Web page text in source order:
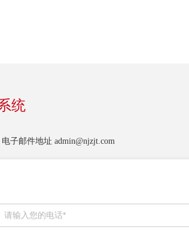
统
电子邮件地址 admin@njzjt.com